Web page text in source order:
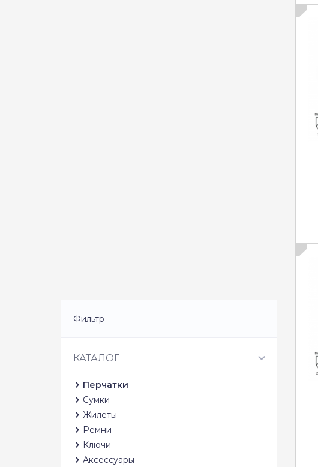
Фильтр
КАТАЛОГ
Перчатки
Сумки
Жилеты
Ремни
Ключи
Аксессуары